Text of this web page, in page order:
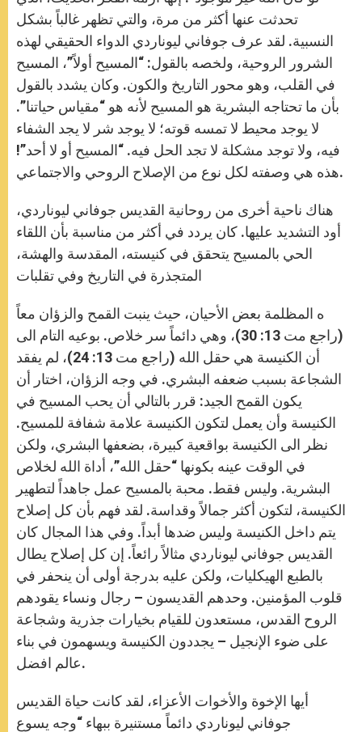
تحدثت عنها أكثر من مرة، والتي تظهر غالباً بشكل
النسبية. لقد عرف جوفاني ليوناردي الدواء الحقيقي لهذه
الشرور الروحية، ولخصه بالقول: “المسيح أولاً”، المسيح
في القلب، وهو محور التاريخ والكون. وكان يشدد بالقول
بأن ما تحتاجه البشرية هو المسيح لأنه هو “مقياس حياتنا”.
لا يوجد محيط لا تمسه قوته؛ لا يوجد شر لا يجد الشفاء
فيه، ولا توجد مشكلة لا تجد الحل فيه. “المسيح أو لا أحد”!
هذه هي وصفته لكل نوع من الإصلاح الروحي والاجتماعي.
هناك ناحية أخرى من روحانية القديس جوفاني ليوناردي،
أود التشديد عليها. كان يردد في أكثر من مناسبة بأن اللقاء
الحي بالمسيح يتحقق في كنيسته، المقدسة والهشة،
المتجذرة في التاريخ وفي تقلبات
ه المظلمة بعض الأحيان، حيث ينبت القمح والزؤان معاً
(راجع مت 13: 30)، وهي دائماً سر خلاص. بوعيه التام الى
أن الكنيسة هي حقل الله (راجع مت 13: 24)، لم يفقد
الشجاعة بسبب ضعفه البشري. في وجه الزؤان، اختار أن
يكون القمح الجيد: قرر بالتالي أن يحب المسيح في
الكنيسة وأن يعمل لتكون الكنيسة علامة شفافة للمسيح.
نظر الى الكنيسة بواقعية كبيرة، بضعفها البشري، ولكن
في الوقت عينه بكونها “حقل الله”، أداة الله لخلاص
البشرية. وليس فقط. محبة بالمسيح عمل جاهداً لتطهير
الكنيسة، لتكون أكثر جمالاً وقداسة. لقد فهم بأن كل إصلاح
يتم داخل الكنيسة وليس ضدها أبداً. وفي هذا المجال كان
القديس جوفاني ليوناردي مثالاً رائعاً. إن كل إصلاح يطال
بالطبع الهيكليات، ولكن عليه بدرجة أولى أن ينحفر في
قلوب المؤمنين. وحدهم القديسون – رجال ونساء يقودهم
الروح القدس، مستعدون للقيام بخيارات جذرية وشجاعة
على ضوء الإنجيل – يجددون الكنيسة ويسهمون في بناء
عالم افضل.
أيها الإخوة والأخوات الأعزاء، لقد كانت حياة القديس
جوفاني ليوناردي دائماً مستنيرة ببهاء “وجه يسوع